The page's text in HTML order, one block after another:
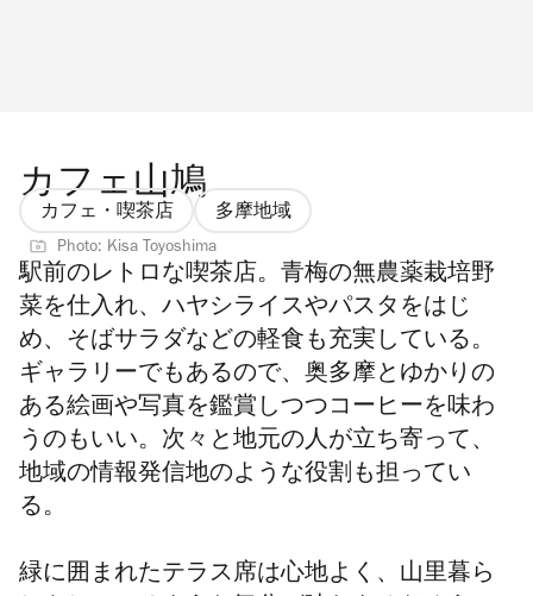
カフェ山鳩
カフェ・喫茶店 多摩地域
Photo: Kisa Toyoshima
駅前のレトロな喫茶店。青梅の無農薬栽培野
菜を仕入れ、ハヤシライスやパスタをはじ
め、そばサラダなどの軽食も充実している。
ギャラリーでもあるので、奥多摩とゆかりの
ある絵画や写真を鑑賞しつつコーヒーを味わ
うのもいい。次々と地元の人が立ち寄って、
地域の情報発信地のような役割も担ってい
る。
緑に囲まれたテラス席は心地よく、山里暮ら